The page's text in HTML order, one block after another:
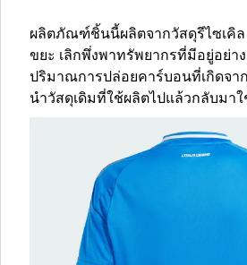
ผลิตภัณฑ์ชิ้นนี้ผลิตจากวัสดุรีไซเคิล
ขยะ เลิกพึ่งพาทรัพยากรที่มีอยู่อย่า
ปริมาณการปล่อยคาร์บอนที่เกิดจา
นำวัสดุเดิมที่ใช้ผลิตไปแล้วกลับมา